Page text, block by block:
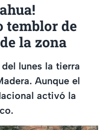
temblor de
la zona
lunes la tierra
Aunque el
activó la